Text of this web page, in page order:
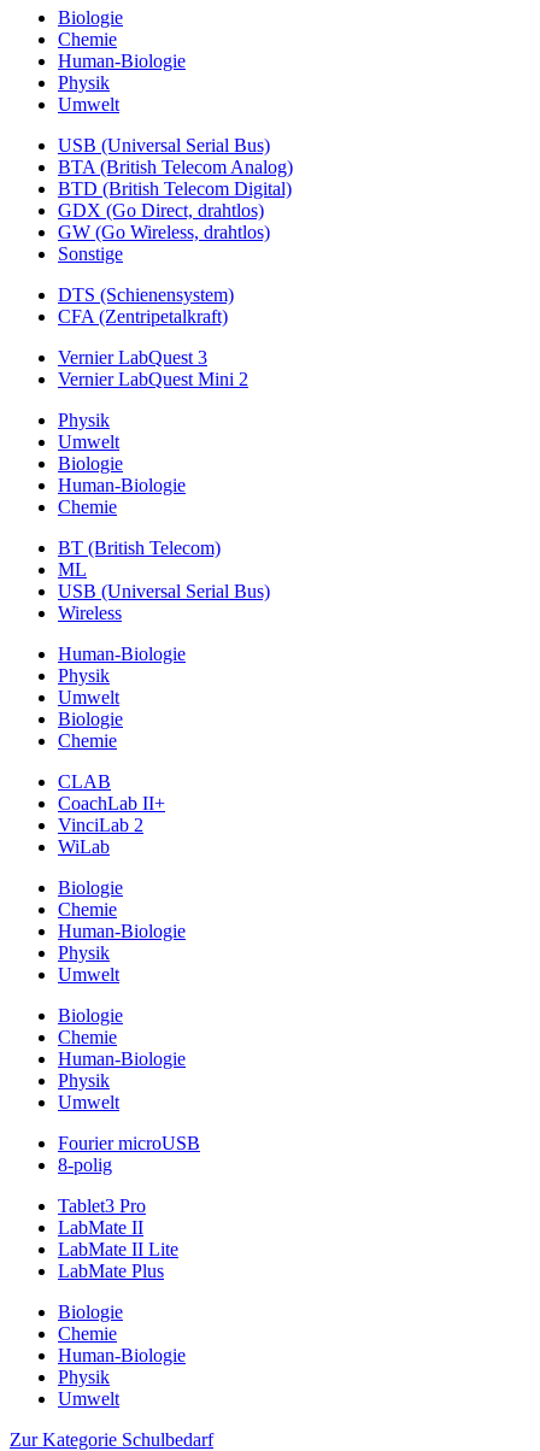
Biologie
Chemie
Human-Biologie
Physik
Umwelt
USB (Universal Serial Bus)
BTA (British Telecom Analog)
BTD (British Telecom Digital)
GDX (Go Direct, drahtlos)
GW (Go Wireless, drahtlos)
Sonstige
DTS (Schienensystem)
CFA (Zentripetalkraft)
Vernier LabQuest 3
Vernier LabQuest Mini 2
Physik
Umwelt
Biologie
Human-Biologie
Chemie
BT (British Telecom)
ML
USB (Universal Serial Bus)
Wireless
Human-Biologie
Physik
Umwelt
Biologie
Chemie
CLAB
CoachLab II+
VinciLab 2
WiLab
Biologie
Chemie
Human-Biologie
Physik
Umwelt
Biologie
Chemie
Human-Biologie
Physik
Umwelt
Fourier microUSB
8-polig
Tablet3 Pro
LabMate II
LabMate II Lite
LabMate Plus
Biologie
Chemie
Human-Biologie
Physik
Umwelt
Zur Kategorie Schulbedarf